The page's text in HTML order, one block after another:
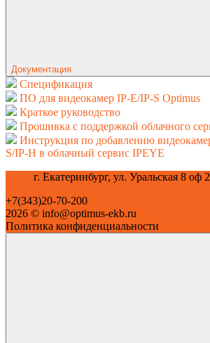
Документация
Спецификация
ПО для видеокамер IP-E/IP-S Optimus
Краткое руководство
Прошивка с поддержкой облачного
Инструкция по добавлению
S/IP-H в облачный сервис IPEYE
г. Екатеринбург, ул. Уральская 8 оф 2
+7(343)20-70-200
2026 © info@optimus-ekb.ru
Политика конфиденциальности